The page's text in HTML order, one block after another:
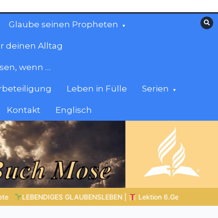
Glaube seinen Propheten
deinen Alltag
wenn …
Leben in Fülle Serien
Kontakt Englisch
| 6.4 Die Gabe der Zungenrede | DIE